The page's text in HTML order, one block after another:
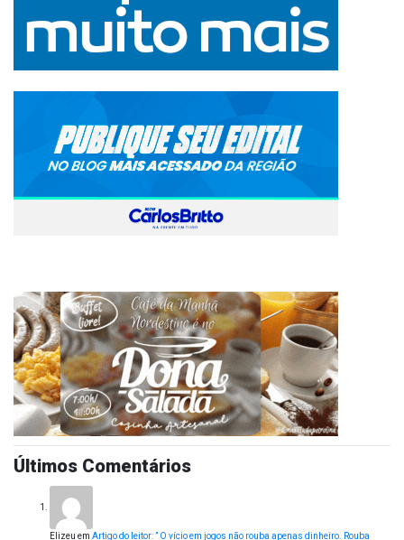
Últimos Comentários
Elizeu em Artigo do leitor: ” O vício em jogos não rouba apenas dinheiro. Rouba